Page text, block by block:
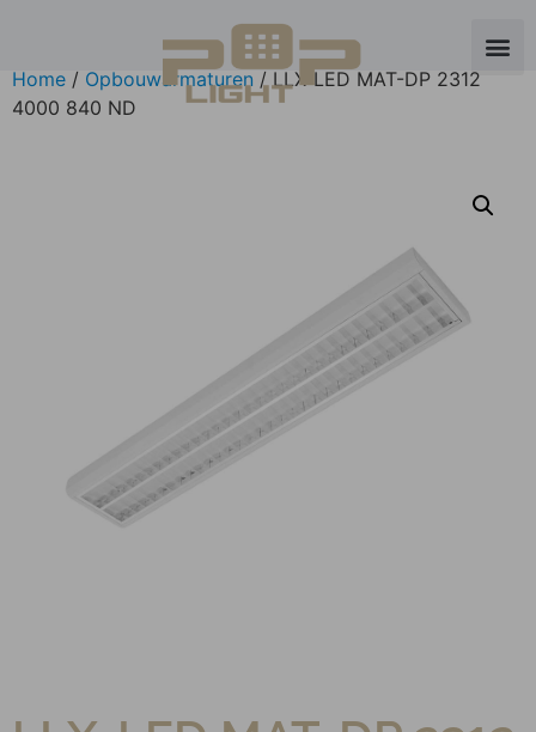
Home / Opbouwarmaturen / LLX-LED MAT-DP 2312
4000 840 ND